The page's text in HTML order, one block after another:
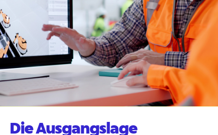
Die Ausgangslage